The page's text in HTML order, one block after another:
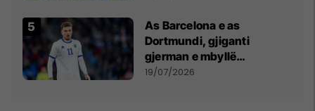
As Barcelona e as
Dortmundi, gjiganti
gjerman e mbyllë
marrëveshjen për Fisnik
19/07/2026